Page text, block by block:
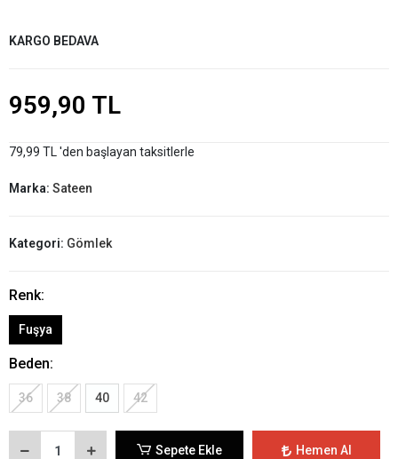
KARGO BEDAVA
959,90 TL
79,99 TL 'den başlayan taksitlerle
Marka: Sateen
Kategori: Gömlek
Renk:
Fuşya
Beden:
36 38 40 42
Sepete Ekle Hemen Al